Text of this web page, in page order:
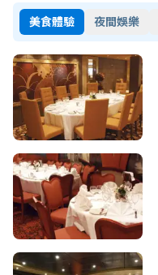
美食體驗 夜間娛樂